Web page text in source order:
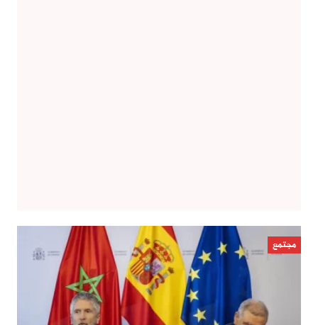
مجتمع